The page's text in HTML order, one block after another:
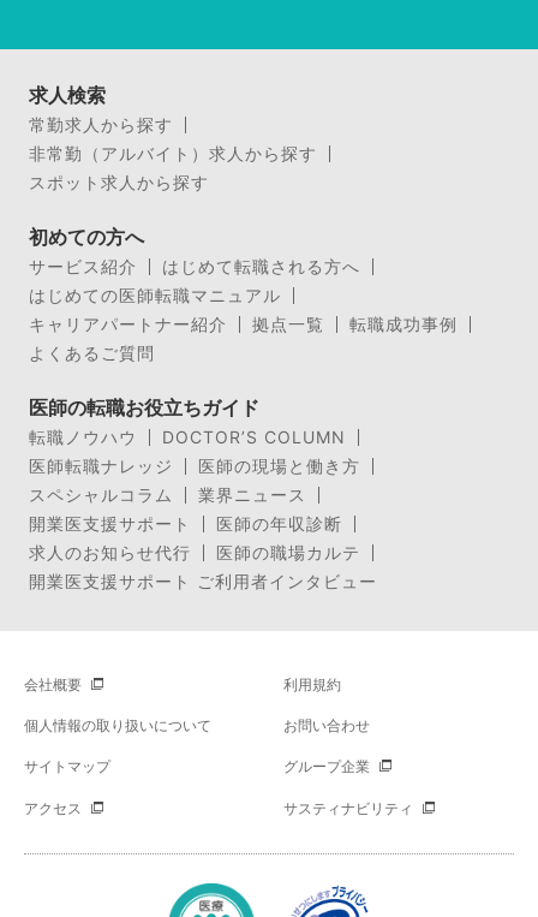
求人検索
常勤求人から探す
非常勤（アルバイト）求人から探す
スポット求人から探す
初めての方へ
サービス紹介
はじめて転職される方へ
はじめての医師転職マニュアル
キャリアパートナー紹介
拠点一覧
転職成功事例
よくあるご質問
医師の転職お役立ちガイド
転職ノウハウ
DOCTOR’S COLUMN
医師転職ナレッジ
医師の現場と働き方
スペシャルコラム
業界ニュース
開業医支援サポート
医師の年収診断
求人のお知らせ代行
医師の職場カルテ
開業医支援サポート ご利用者インタビュー
会社概要 利用規約
個人情報の取り扱いについて お問い合わせ
サイトマップ グループ企業
アクセス サスティナビリティ